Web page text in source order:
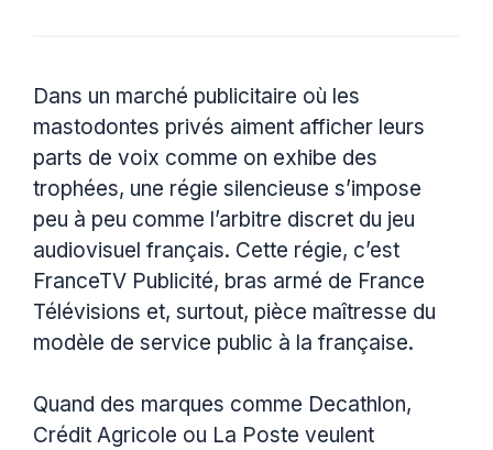
Dans un marché publicitaire où les
mastodontes privés aiment afficher leurs
parts de voix comme on exhibe des
trophées, une régie silencieuse s’impose
peu à peu comme l’arbitre discret du jeu
audiovisuel français. Cette régie, c’est
FranceTV Publicité, bras armé de France
Télévisions et, surtout, pièce maîtresse du
modèle de service public à la française.
Quand des marques comme Decathlon,
Crédit Agricole ou La Poste veulent